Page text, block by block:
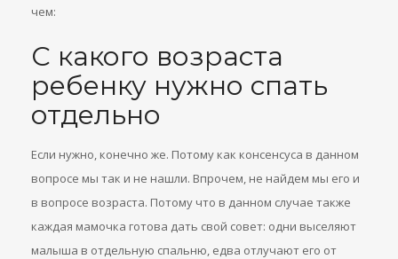
чем:
С какого возраста
ребенку нужно спать
отдельно
Если нужно, конечно же. Потому как консенсуса в данном
вопросе мы так и не нашли. Впрочем, не найдем мы его и
в вопросе возраста. Потому что в данном случае также
каждая мамочка готова дать свой совет: одни выселяют
малыша в отдельную спальню, едва отлучают его от